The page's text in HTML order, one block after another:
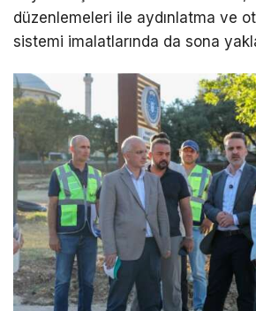
düzenlemeleri ile aydınlatma ve
sistemi imalatlarında da sona